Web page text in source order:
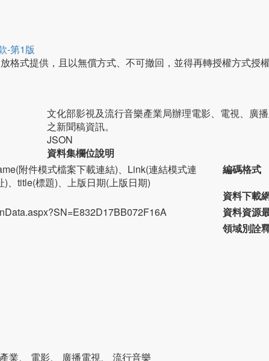
-第1版
格式提供，且以無償方式、不可撤回，並得再轉授權方式授
文化部影視及流行音樂產業局辦理電影、電視、廣
之新聞稿資訊。
JSON
資料集欄位說明
附件模式檔案下載連結)、Link(連結模式連
、title(標題)、上版日期(上版日期)
編碼格式
資料下載
資料資源
領域別詮
業、 電影、 廣播電視、 流行音樂